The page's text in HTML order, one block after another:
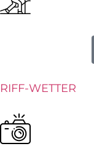
RIFF-WETTER